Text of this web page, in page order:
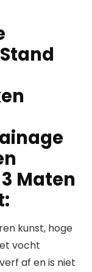
Maten
kunst, hoge
vocht
af en is niet